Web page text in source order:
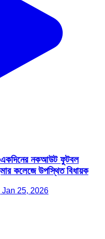
একদিনের নকআউট ফুটবল
কলেজে উপস্থিত বিধায়ক
Jan 25, 2026